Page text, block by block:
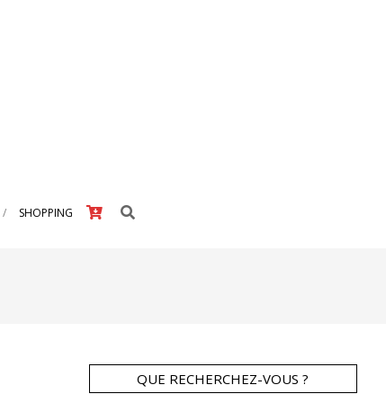
SHOPPING Search
QUE RECHERCHEZ-VOUS ?